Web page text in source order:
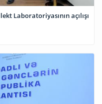
Laboratoriyasının açılışı